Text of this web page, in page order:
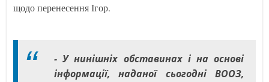
щодо перенесення Ігор.
- У нинішніх обставинах і на основі
інформації, наданої сьогодні ВООЗ,